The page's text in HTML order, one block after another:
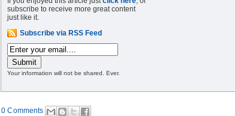
subscribe to receive more great content
just like it.
Subscribe via RSS Feed
Your information will not be shared. Ever.
0 Comments